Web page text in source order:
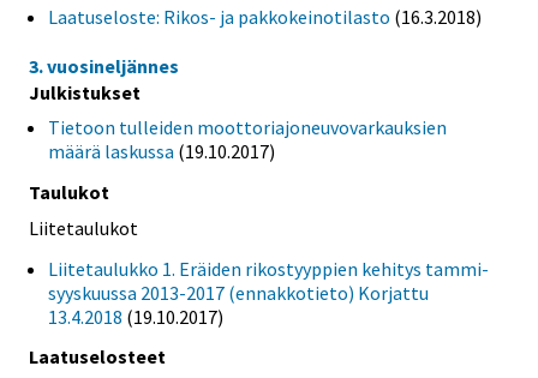
Laatuseloste: Rikos- ja pakkokeinotilasto (16.3.2018)
3. vuosineljännes
Julkistukset
Tietoon tulleiden moottoriajoneuvovarkauksien
määrä laskussa (19.10.2017)
Taulukot
Liitetaulukot
Liitetaulukko 1. Eräiden rikostyyppien kehitys tammi-
syyskuussa 2013-2017 (ennakkotieto) Korjattu
13.4.2018 (19.10.2017)
Laatuselosteet